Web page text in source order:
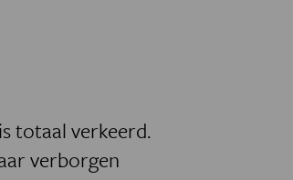
totaal verkeerd.
verborgen